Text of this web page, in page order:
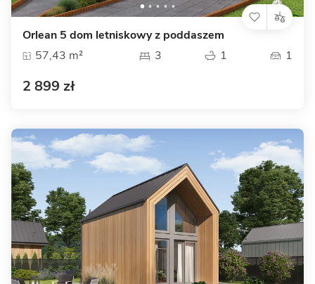
Orlean 5 dom letniskowy z poddaszem
57,43 m²
3 1 1
2 899 zł